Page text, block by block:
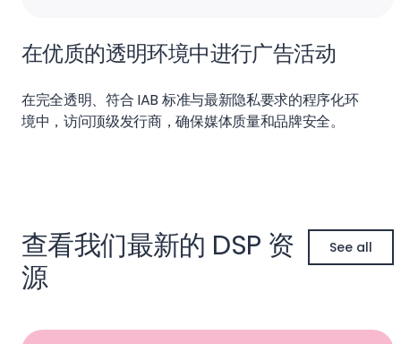
在优质的透明环境中进行广告活动
在完全透明、符合 IAB 标准与最新隐私要求的程序化环
境中，访问顶级发行商，确保媒体质量和品牌安全。
查看我们最新的 DSP 资
源
See all